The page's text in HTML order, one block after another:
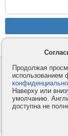
Контакты
Компания
Услуги
Как оплатить
©
Продолжая
использованием
Наверху или
умолчанию.
доступна не